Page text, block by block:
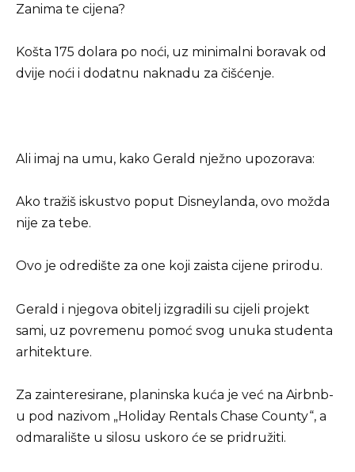
Zanima te cijena?
Košta 175 dolara po noći, uz minimalni boravak od
dvije noći i dodatnu naknadu za čišćenje.
Ali imaj na umu, kako Gerald nježno upozorava:
Ako tražiš iskustvo poput Disneylanda, ovo možda
nije za tebe.
Ovo je odredište za one koji zaista cijene prirodu.
Gerald i njegova obitelj izgradili su cijeli projekt
sami, uz povremenu pomoć svog unuka studenta
arhitekture.
Za zainteresirane, planinska kuća je već na Airbnb-
u pod nazivom „Holiday Rentals Chase County“, a
odmaralište u silosu uskoro će se pridružiti.